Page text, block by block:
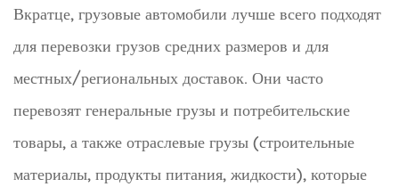
Вкратце, грузовые автомобили лучше всего подходят
для перевозки грузов средних размеров и для
местных/региональных доставок. Они часто
перевозят генеральные грузы и потребительские
товары, а также отраслевые грузы (строительные
материалы, продукты питания, жидкости), которые